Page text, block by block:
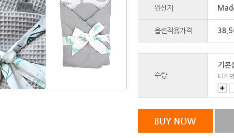
원산지
옵션적용가격
수량
기본
디자